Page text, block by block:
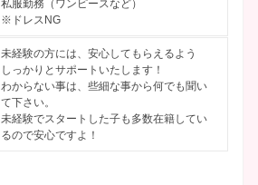
私服勤務（ワンピースなど）
※ドレスNG
未経験の方には、安心してもらえるよう
しっかりとサポートいたします！
わからない事は、些細な事から何でも聞い
て下さい。
未経験でスタートした子も多数在籍してい
るので安心ですよ！